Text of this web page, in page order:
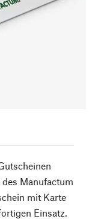
Manufactum
mit Karte
Einsatz.